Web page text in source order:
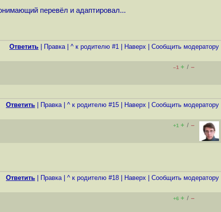
перевёл и адаптировал...
Ответить Правка| ^ к родителю #1 Наверх Cообщить модератору
–1 + / –
Ответить Правка| ^ к родителю #15 Наверх Cообщить модератору
+1 + / –
Ответить Правка| ^ к родителю #18 Наверх Cообщить модератору
+6 + / –